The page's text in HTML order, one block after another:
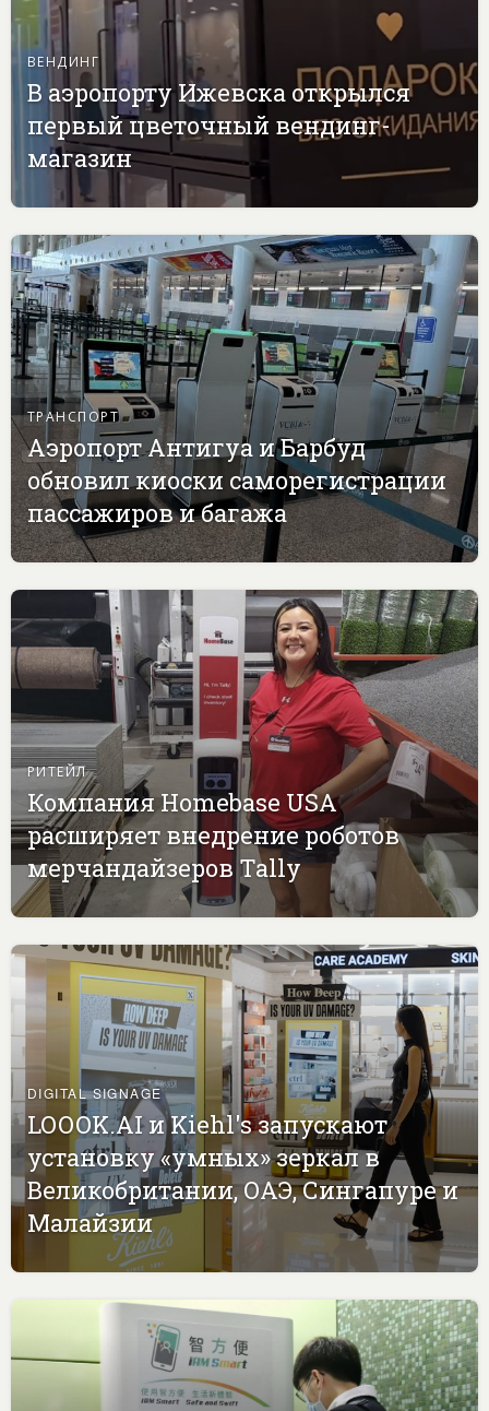
ВЕНДИНГ
В аэропорту Ижевска открылся
первый цветочный вендинг-
магазин
ТРАНСПОРТ
Аэропорт Антигуа и Барбуд
обновил киоски саморегистрации
пассажиров и багажа
РИТЕЙЛ
Компания Homebase USA
расширяет внедрение роботов
мерчандайзеров Tally
DIGITAL SIGNAGE
LOOOK.AI и Kiehl's запускают
установку «умных» зеркал в
Великобритании, ОАЭ, Сингапуре и
Малайзии